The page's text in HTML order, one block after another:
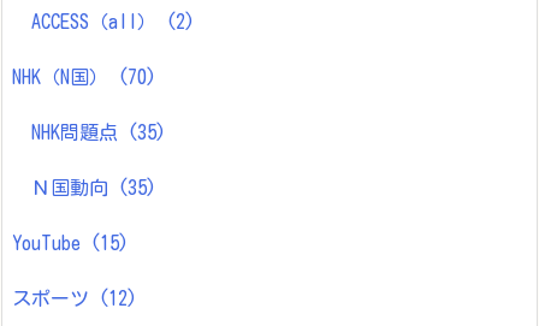
ACCESS（all） (2)
NHK（N国） (70)
NHK問題点 (35)
Ｎ国動向 (35)
YouTube (15)
スポーツ (12)